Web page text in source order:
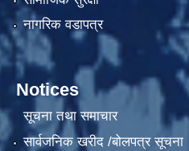
नागरिक वडापत्र
Notices
सूचना तथा समाचार
सार्वजनिक खरीद /बोलपत्र सूचना